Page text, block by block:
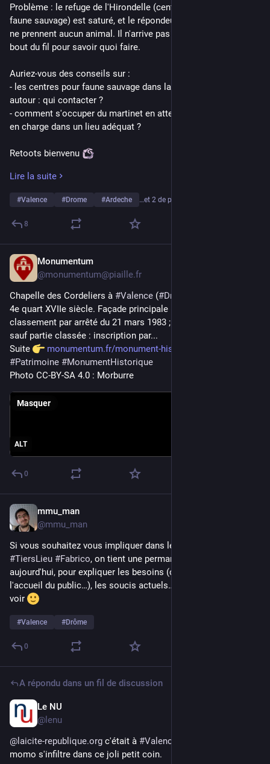
Problème : le refuge de l'Hirondelle (centre de soins pour la
faune sauvage) est saturé, et le répondeur de la LPO dit qu'iels
ne prennent aucun animal. Il n'arrive pas à avoir quelqu'un au
bout du fil pour savoir quoi faire.
Auriez-vous des conseils sur :
- les centres pour faune sauvage dans la région de Valence ou
autour : qui contacter ?
- comment s'occuper du martinet en attendant qu'iel soit pris
en charge dans un lieu adéquat ?
Retoots bienvenu
[Edit 24/06 15:45 : Wow le fédi oiseaux vous m'impressionnez
documents utiles. Des news : le jeune homme est en contact
avec un centre de faune sauvage, peut-être qu'iels peuvent
accueillir le martinet demain mais pas sûr car iels sont
saturés à cause de *gestures everything*. En attendant il va
s'en occuper, tous les conseils sont toujours bienvenus si
vous avez des choses à ajouter à ce qui a déjà été dit en
[Edit du 26/06 : le jeune martinet va bien, des nouvelles ci-
dessous !]
(Si vous êtes tentés de donner des conseils du style "faut le
laisser là où il est", merci mais on s'est déjà renseignés, ça ne
s'applique *pas* aux martinets.)
(Si vous êtes tentés par des sarcasmes, c'est blocage
immédiat.)
Lire la suite
#Valence #Drome #Ardeche …et 2 de plus
8
Monumentum
@monumentum@piaille.fr
Chapelle des Cordeliers à #Valence (#Drôme
4e quart XVIIe siècle. Façade principale (cad. AC 263) :
classement par arrêté du 21 mars 1983 ; Ancienne chapelle,
sauf partie classée : inscription par...
Suite
monumentum.fr/monument-histori
#Patrimoine #MonumentHistorique
Photo CC-BY-SA 4.0 : Morburre
ALT
Masquer
0
mmu_man
@mmu_man
#TiersLieu #Fabrico, on tient une permanence de 17h30 à 22h
aujourd'hui, pour expliquer les besoins (ça va de la compta à
l'accueil du public…), les soucis actuels… viendez donc nous
voir
#Valence #Drôme
0
A répondu dans un fil de discussion
Le NU
@ lenu
@ laicite-republique.org c'était à #Valence
momo s'infiltre dans ce joli petit coin.